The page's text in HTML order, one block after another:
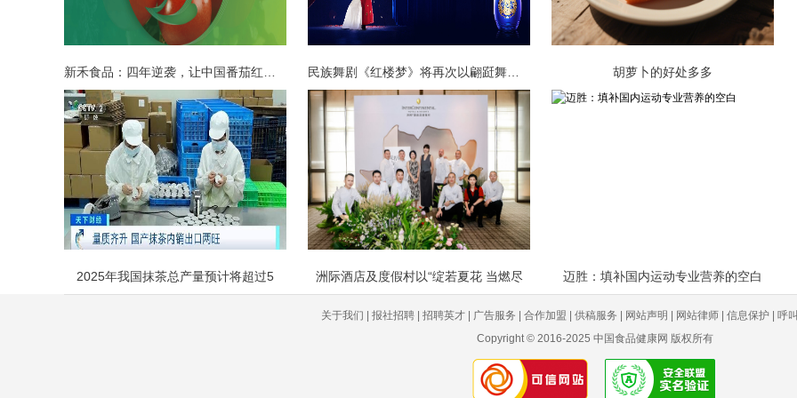
胡萝卜的好处多多
2025年我国抹茶总产量预计将超过5 洲际酒店及度假村以“绽若夏花 当燃尽 迈胜：填补国内运动专业营养的空白
关于我们 | 报社招聘 | 招聘英才 | 广告服务 | 合作加盟 | 供稿服务 | 网站声明 | 网站律师 | 信息保护 | 呼
Copyright © 2016-2025 中国食品健康网 版权所有